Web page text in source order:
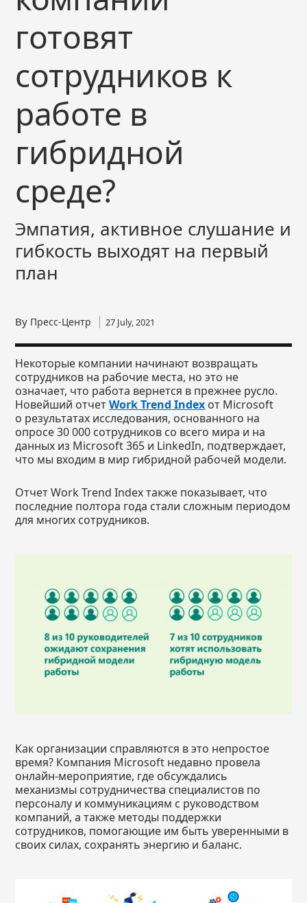
готовят
сотрудников к
работе в
гибридной
среде?
Эмпатия, активное слушание и
гибкость выходят на первый
план
By Пресс-Центр 27 July, 2021
Некоторые компании начинают возвращать
сотрудников на рабочие места, но это не
означает, что работа вернется в прежнее русло.
Новейший отчетWorkTrend Index от Microsoft
о результатах исследования, основанного на
опросе 30 000 сотрудников со всего мира и на
данных из Microsoft 365 и LinkedIn, подтверждает,
что мы входим в мир гибридной рабочей модели.
Отчет Work Trend Index также показывает, что
последние полтора года стали сложным периодом
для многих сотрудников.
Как организации справляются в это непростое
время? Компания Microsoft недавно провела
онлайн-мероприятие, где обсуждались
механизмы сотрудничества специалистов по
персоналу и коммуникациям с руководством
компаний, а также методы поддержки
сотрудников, помогающие им быть уверенными в
своих силах, сохранять энергию и баланс.